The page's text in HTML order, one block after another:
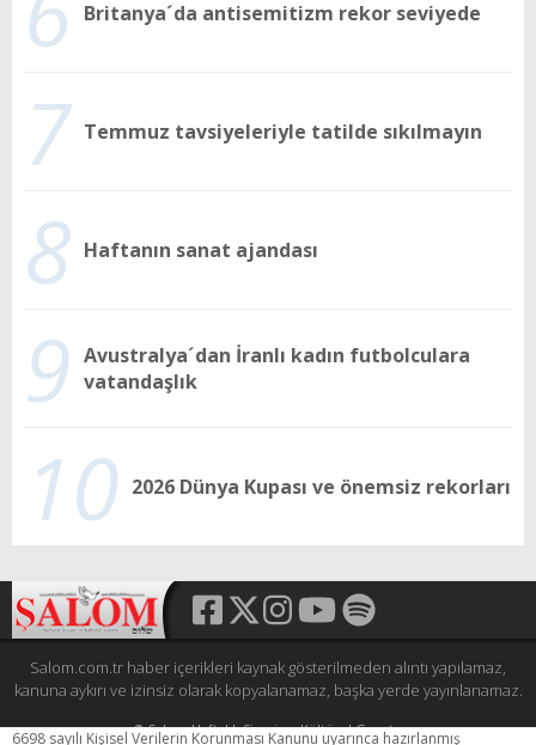
Britanya´da antisemitizm rekor seviyede
7 Temmuz tavsiyeleriyle tatilde sıkılmayın
8 Haftanın sanat ajandası
9 Avustralya´dan İranlı kadın futbolculara
vatandaşlık
10 2026 Dünya Kupası ve önemsiz rekorları
Salom.com.tr haber içerikleri kaynak gösterilmeden alıntı yapılamaz,
kanuna aykırı ve izinsiz olarak kopyalanamaz, başka yerde yayınlanamaz.
© Şalom Haftalık Siyasi ve Kültürel Gazete
6698 sayılı Kişisel Verilerin Korunması Kanunu uyarınca hazırlanmış